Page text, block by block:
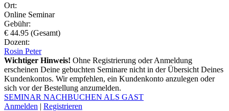
Ort:
Online Seminar
Gebühr:
€ 44.95 (Gesamt)
Dozent:
Rosin Peter
Wichtiger Hinweis! Ohne Registrierung oder Anmeldung
erscheinen Deine gebuchten Seminare nicht in der Übersicht Deines
Kundenkontos. Wir empfehlen, ein Kundenkonto anzulegen oder
sich vor der Bestellung anzumelden.
SEMINAR NACHBUCHEN ALS GAST
Anmelden | Registrieren